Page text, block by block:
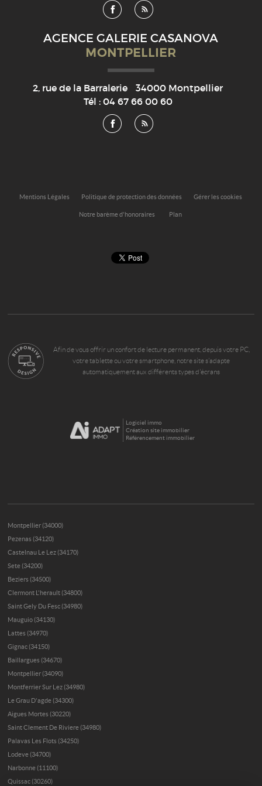
AGENCE GALERIE CASANOVA
MONTPELLIER
2, rue de la Barralerie 34000 Montpellier
Tél : 04 67 66 00 60
Mentions Légales Politique de protection des données Gérer les cookies
Notre barème d'honoraires Plan
Afin de vous offrir un confort de lecture permanent, depuis votre PC,
votre tablette ou votre smartphone, notre site s’adapte
automatiquement aux différents types d'écrans
Logiciel immo
Création site immobilier
Référencement immobilier
Montpellier (34000)
Pezenas (34120)
Castelnau Le Lez (34170)
Sete (34200)
Beziers (34500)
Clermont L'herault (34800)
Saint Gely Du Fesc (34980)
Mauguio (34130)
Lattes (34970)
Gignac (34150)
Baillargues (34670)
Montpellier (34090)
Montferrier Sur Lez (34980)
Le Grau D'agde (34300)
Aigues Mortes (30220)
Saint Clement De Riviere (34980)
Palavas Les Flots (34250)
Lodeve (34700)
Narbonne (11100)
Quissac (30260)